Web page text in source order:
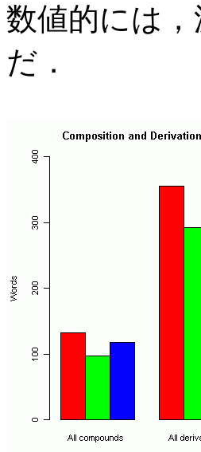
数値的には
だ．